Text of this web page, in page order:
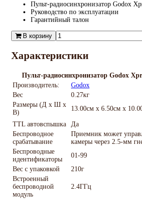
Пульт-радиосинхронизатор Godox
Руководство по эксплуатации
Гарантийный талон
В корзину
Характеристики
Пульт-радиосинхронизатор Godox
Производитель:
Godox
Вес
0.27кг
Размеры (Д х Ш х
В)
13.00см x 6.50см x
TTL автовспышка
Да
Беспроводное
срабатывание
Приемник может
камеры через 2.5-мм
Беспроводные
идентификаторы
01-99
Вес с упаковкой
210г
Встроенный
беспроводной
модуль
2.4ГГц